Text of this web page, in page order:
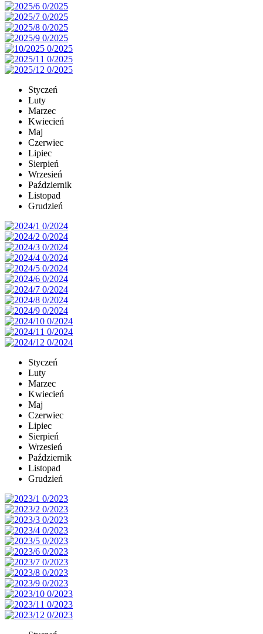
Styczeń
Luty
Marzec
Kwiecień
Maj
Czerwiec
Lipiec
Sierpień
Wrzesień
Październik
Listopad
Grudzień
Styczeń
Luty
Marzec
Kwiecień
Maj
Czerwiec
Lipiec
Sierpień
Wrzesień
Październik
Listopad
Grudzień